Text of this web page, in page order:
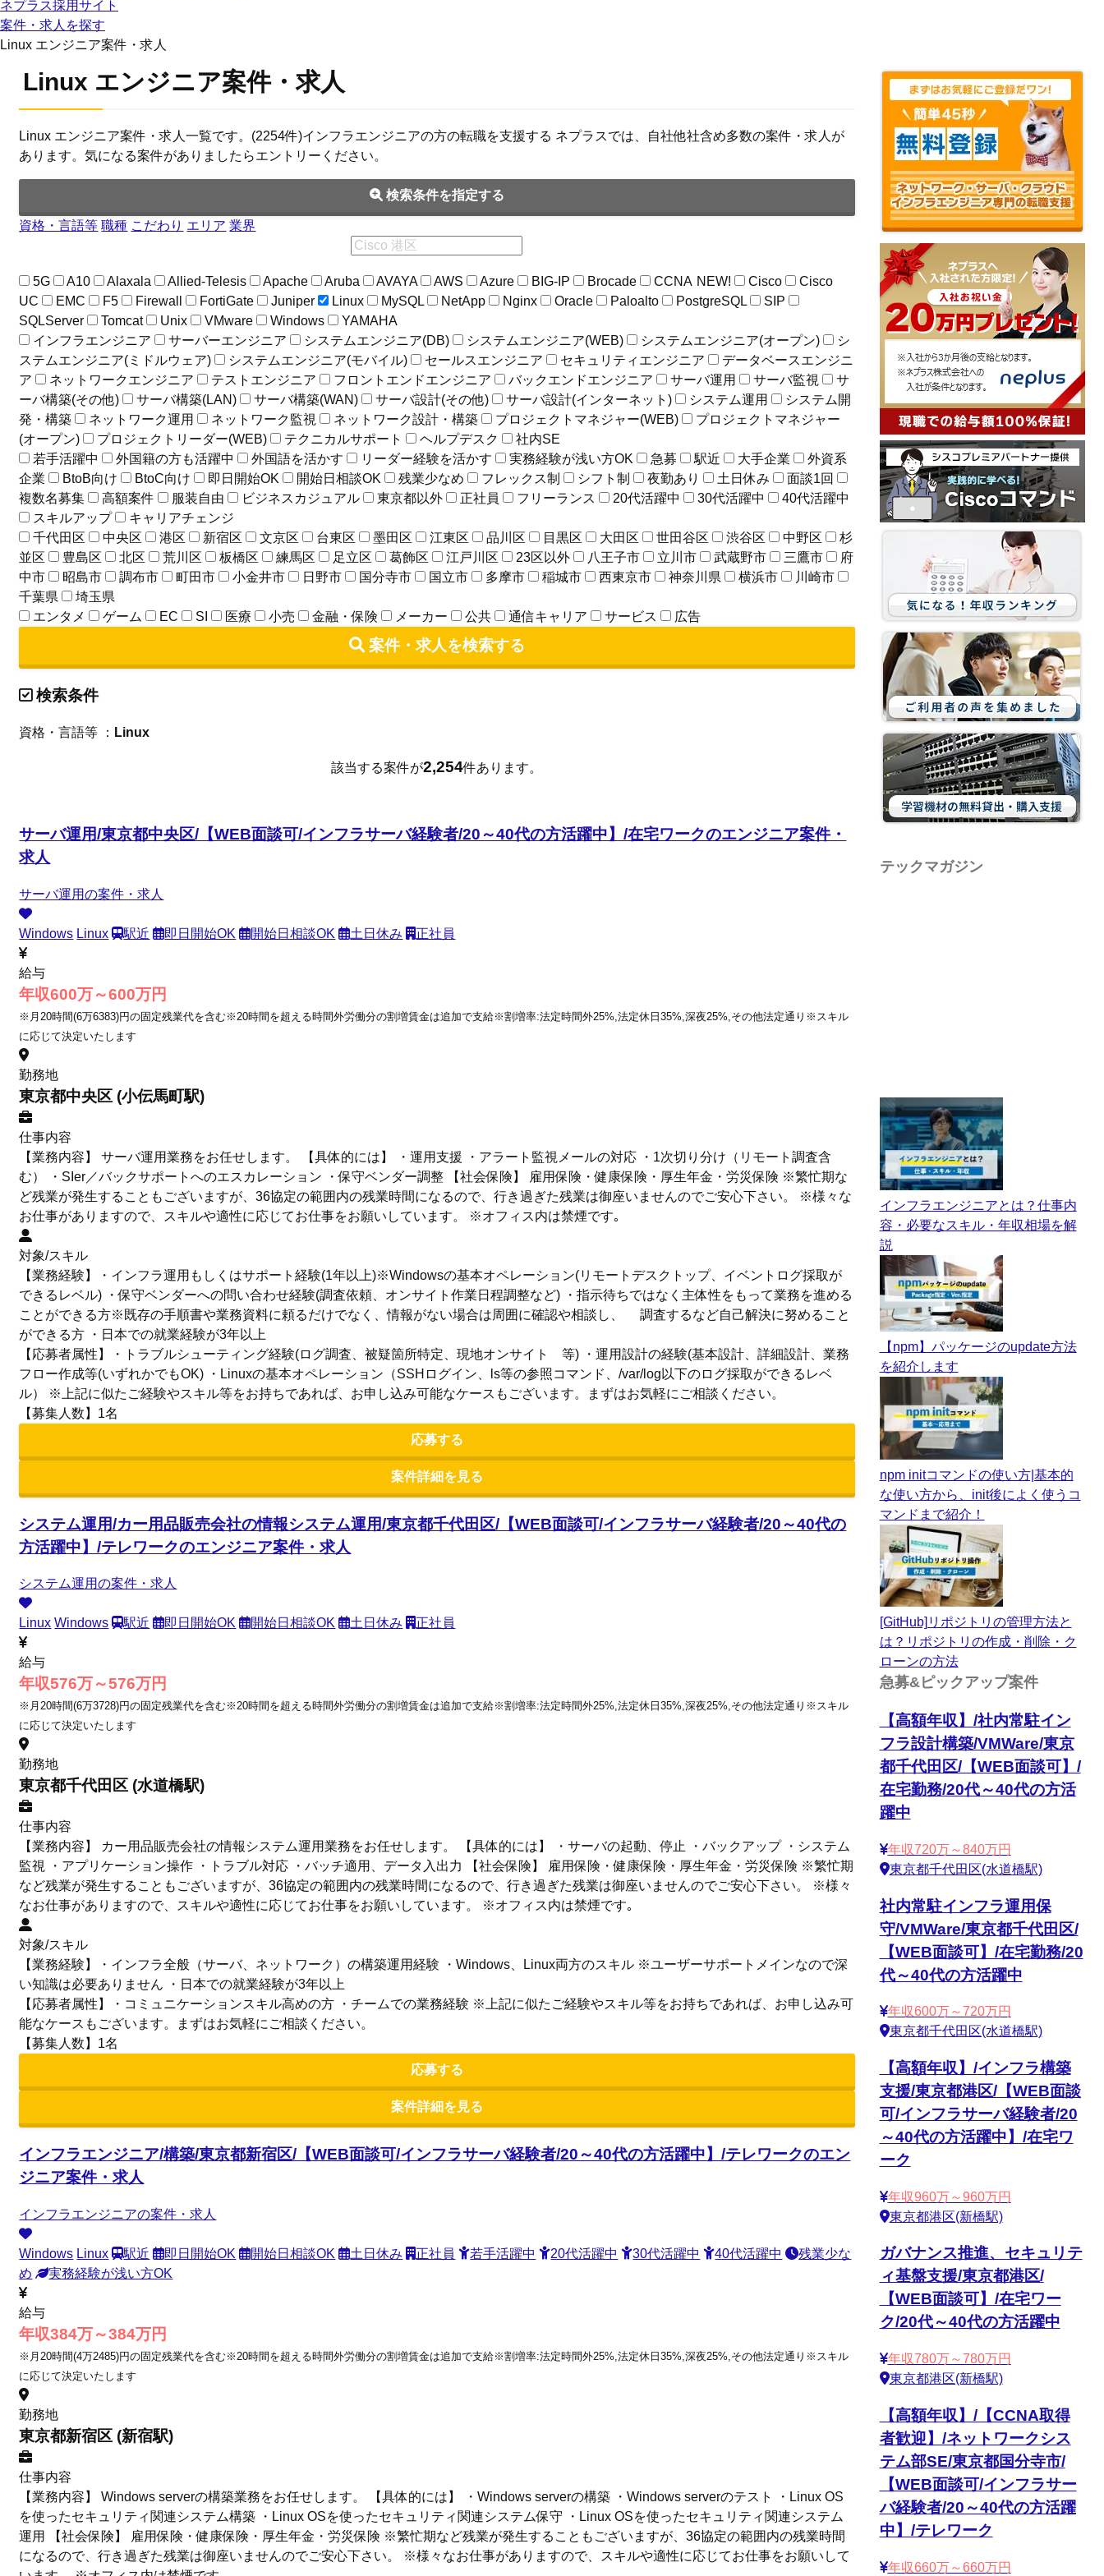
ネプラス採用サイト
案件・求人を探す
Linux エンジニア案件・求人
Linux エンジニア案件・求人
Linux エンジニア案件・求人一覧です。(2254件)インフラエンジニアの方の転職を支援する ネプラスでは、自社他社含め多数の案件・求人が
あります。気になる案件がありましたらエントリーください。
検索条件を指定する
資格・言語等 職種 こだわり エリア 業界
5G A10 Alaxala Allied-Telesis Apache Aruba AVAYA AWS Azure BIG-IP Brocade CCNA NEW! Cisco
Cisco
UC
EMC F5 Firewall FortiGate Juniper Linux MySQL NetApp Nginx Oracle Paloalto PostgreSQL
SIP
SQLServer
Tomcat Unix VMware Windows
YAMAHA
インフラエンジニア
サーバーエンジニア システムエンジニア(DB) システムエンジニア(WEB) システムエンジニア(オープン)
シ
ステムエンジニア(ミドルウェア)
システムエンジニア(モバイル) セールスエンジニア セキュリティエンジニア
データベースエンジニ
ア
ネットワークエンジニア テストエンジニア フロントエンドエンジニア バックエンドエンジニア サーバ運用 サーバ監視
サ
ーバ構築(その他)
サーバ構築(LAN) サーバ構築(WAN) サーバ設計(その他) サーバ設計(インターネット) システム運用
システム開
発・構築
ネットワーク運用 ネットワーク監視 ネットワーク設計・構築 プロジェクトマネジャー(WEB)
プロジェクトマネジャー
(オープン)
プロジェクトリーダー(WEB) テクニカルサポート ヘルプデスク
社内SE
若手活躍中
外国籍の方も活躍中 外国語を活かす リーダー経験を活かす 実務経験が浅い方OK 急募 駅近 大手企業
外資系
企業
BtoB向け BtoC向け 即日開始OK 開始日相談OK 残業少なめ フレックス制 シフト制 夜勤あり 土日休み
面談1回
複数名募集
高額案件 服装自由 ビジネスカジュアル 東京都以外 正社員 フリーランス 20代活躍中 30代活躍中
40代活躍中
スキルアップ
キャリアチェンジ
千代田区
中央区 港区 新宿区 文京区 台東区 墨田区 江東区 品川区 目黒区 大田区 世田谷区 渋谷区 中野区
杉
並区
豊島区 北区 荒川区 板橋区 練馬区 足立区 葛飾区 江戸川区 23区以外 八王子市 立川市 武蔵野市 三鷹市
府
中市
昭島市 調布市 町田市 小金井市 日野市 国分寺市 国立市 多摩市 稲城市 西東京市 神奈川県 横浜市
川崎市
千葉県
埼玉県
エンタメ
ゲーム EC SI 医療 小売 金融・保険 メーカー 公共 通信キャリア サービス 広告
案件・求人を検索する
検索条件
資格・言語等 ： Linux
該当する案件が2,254件あります。
サーバ運用/東京都中央区/【WEB面談可/インフラサーバ経験者/20～40代の方活躍中】/在宅ワークのエンジニア案件・
求人
サーバ運用の案件・求人
Windows Linux 駅近 即日開始OK 開始日相談OK 土日休み 正社員
給与
年収600万～600万円
※月20時間(6万6383)円の固定残業代を含む※20時間を超える時間外労働分の割増賃金は追加で支給※割増率:法定時間外25%,法定休日35%,深夜25%,その他法定通り※スキル
に応じて決定いたします
勤務地
東京都中央区 (小伝馬町駅)
仕事内容
【業務内容】 サーバ運用業務をお任せします。 【具体的には】 ・運用支援 ・アラート監視メールの対応 ・1次切り分け（リモート調査含
む） ・SIer／バックサポートへのエスカレーション ・保守ベンダー調整 【社会保険】 雇用保険・健康保険・厚生年金・労災保険 ※繁忙期な
ど残業が発生することもございますが、36協定の範囲内の残業時間になるので、行き過ぎた残業は御座いませんのでご安心下さい。 ※様々な
お仕事がありますので、スキルや適性に応じてお仕事をお願いしています。 ※オフィス内は禁煙です｡
対象/スキル
【業務経験】・インフラ運用もしくはサポート経験(1年以上)※Windowsの基本オペレーション(リモートデスクトップ、イベントログ採取が
できるレベル) ・保守ベンダーへの問い合わせ経験(調査依頼、オンサイト作業日程調整など) ・指示待ちではなく主体性をもって業務を進める
ことができる方※既存の手順書や業務資料に頼るだけでなく、情報がない場合は周囲に確認や相談し、 調査するなど自己解決に努めること
ができる方 ・日本での就業経験が3年以上
【応募者属性】・トラブルシューティング経験(ログ調査、被疑箇所特定、現地オンサイト 等) ・運用設計の経験(基本設計、詳細設計、業務
フロー作成等(いずれかでもOK) ・Linuxの基本オペレーション（SSHログイン、ls等の参照コマンド、/var/log以下のログ採取ができるレベ
ル） ※上記に似たご経験やスキル等をお持ちであれば、お申し込み可能なケースもございます。まずはお気軽にご相談ください。
【募集人数】1名
応募する
案件詳細を見る
システム運用/カー用品販売会社の情報システム運用/東京都千代田区/【WEB面談可/インフラサーバ経験者/20～40代の
方活躍中】/テレワークのエンジニア案件・求人
システム運用の案件・求人
Linux Windows 駅近 即日開始OK 開始日相談OK 土日休み 正社員
給与
年収576万～576万円
※月20時間(6万3728)円の固定残業代を含む※20時間を超える時間外労働分の割増賃金は追加で支給※割増率:法定時間外25%,法定休日35%,深夜25%,その他法定通り※スキル
に応じて決定いたします
勤務地
東京都千代田区 (水道橋駅)
仕事内容
【業務内容】 カー用品販売会社の情報システム運用業務をお任せします。 【具体的には】 ・サーバの起動、停止 ・バックアップ ・システム
監視 ・アプリケーション操作 ・トラブル対応 ・バッチ適用、データ入出力 【社会保険】 雇用保険・健康保険・厚生年金・労災保険 ※繁忙期
など残業が発生することもございますが、36協定の範囲内の残業時間になるので、行き過ぎた残業は御座いませんのでご安心下さい。 ※様々
なお仕事がありますので、スキルや適性に応じてお仕事をお願いしています。 ※オフィス内は禁煙です｡
対象/スキル
【業務経験】・インフラ全般（サーバ、ネットワーク）の構築運用経験 ・Windows、Linux両方のスキル ※ユーザーサポートメインなので深
い知識は必要ありません ・日本での就業経験が3年以上
【応募者属性】・コミュニケーションスキル高めの方 ・チームでの業務経験 ※上記に似たご経験やスキル等をお持ちであれば、お申し込み可
能なケースもございます。まずはお気軽にご相談ください。
【募集人数】1名
応募する
案件詳細を見る
インフラエンジニア/構築/東京都新宿区/【WEB面談可/インフラサーバ経験者/20～40代の方活躍中】/テレワークのエン
ジニア案件・求人
インフラエンジニアの案件・求人
Windows Linux 駅近 即日開始OK 開始日相談OK 土日休み 正社員 若手活躍中 20代活躍中 30代活躍中 40代活躍中
残業少な
め
実務経験が浅い方OK
給与
年収384万～384万円
※月20時間(4万2485)円の固定残業代を含む※20時間を超える時間外労働分の割増賃金は追加で支給※割増率:法定時間外25%,法定休日35%,深夜25%,その他法定通り※スキル
に応じて決定いたします
勤務地
東京都新宿区 (新宿駅)
仕事内容
【業務内容】 Windows serverの構築業務をお任せします。 【具体的には】 ・Windows serverの構築 ・Windows serverのテスト ・Linux OS
を使ったセキュリティ関連システム構築 ・Linux OSを使ったセキュリティ関連システム保守 ・Linux OSを使ったセキュリティ関連システム
運用 【社会保険】 雇用保険・健康保険・厚生年金・労災保険 ※繁忙期など残業が発生することもございますが、36協定の範囲内の残業時間
になるので、行き過ぎた残業は御座いませんのでご安心下さい。 ※様々なお仕事がありますので、スキルや適性に応じてお仕事をお願いして
テックマガジン
インフラエンジニアとは？仕事内
容・必要なスキル・年収相場を解
説
【npm】パッケージのupdate方法
を紹介します
npm initコマンドの使い方|基本的
な使い方から、init後によく使うコ
マンドまで紹介！
[GitHub]リポジトリの管理方法と
は？リポジトリの作成・削除・ク
ローンの方法
急募&ピックアップ案件
【高額年収】/社内常駐イン
フラ設計構築/VMWare/東京
都千代田区/【WEB面談可】/
在宅勤務/20代～40代の方活
躍中
年収720万～840万円
東京都千代田区(水道橋駅)
社内常駐インフラ運用保
守/VMWare/東京都千代田区/
【WEB面談可】/在宅勤務/20
代～40代の方活躍中
年収600万～720万円
東京都千代田区(水道橋駅)
【高額年収】/インフラ構築
支援/東京都港区/【WEB面談
可/インフラサーバ経験者/20
～40代の方活躍中】/在宅ワ
ーク
年収960万～960万円
東京都港区(新橋駅)
ガバナンス推進、セキュリテ
ィ基盤支援/東京都港区/
【WEB面談可】/在宅ワー
ク/20代～40代の方活躍中
年収780万～780万円
東京都港区(新橋駅)
【高額年収】/【CCNA取得
者歓迎】/ネットワークシス
テム部SE/東京都国分寺市/
【WEB面談可/インフラサー
バ経験者/20～40代の方活躍
中】/テレワーク
年収660万～660万円